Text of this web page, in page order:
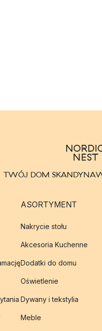
TWÓJ DOM
ASORTYMENT
Nakrycie stołu
Akcesoria Kuchenne
Dodatki do domu
Oświetlenie
Dywany i tekstylia
Meble